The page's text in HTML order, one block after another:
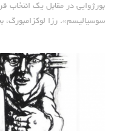
بورژوایی در مقابل یک انتخاب
سوسیالیسم». رزا لوکزامبورگ،